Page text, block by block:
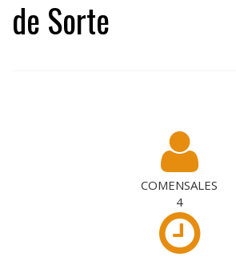
de Sorte
COMENSALES
4